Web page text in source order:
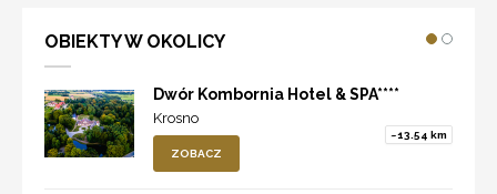
OBIEKTY W OKOLICY
Dwór Kombornia Hotel & SPA****
Krosno
~13.54 km
ZOBACZ